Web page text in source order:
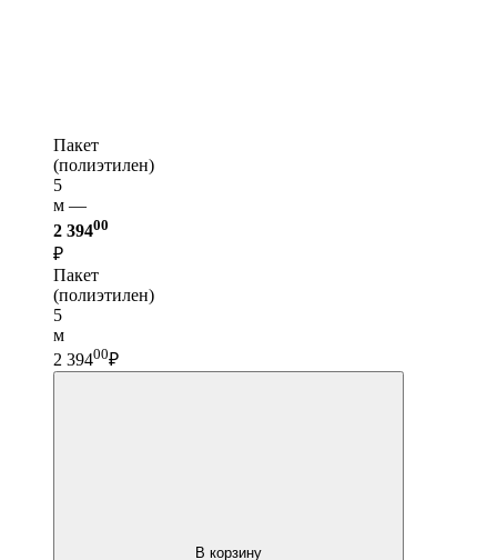
Пакет
(полиэтилен)
5
м —
2 39400
₽
Пакет
(полиэтилен)
5
м
2 39400₽
В корзину